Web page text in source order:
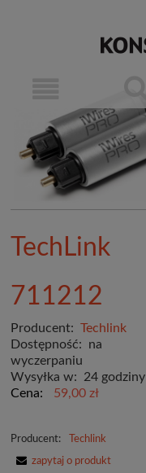
TechLink
711212
Producent: Techlink
Dostępność:
na
wyczerpaniu
Wysyłka w:
24 godziny
Cena:
59,00 zł
Producent: Techlink
zapytaj o produkt